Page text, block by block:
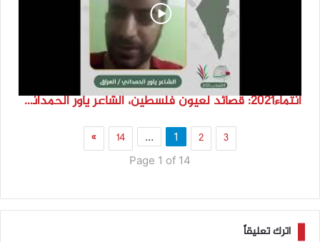
انتماء2021: قصائد لعيون فلسطين، الشاعر ياور الحمداني، العراق
1 2 3
…
14
»
Page 1 of 14
اترك تعليقاً